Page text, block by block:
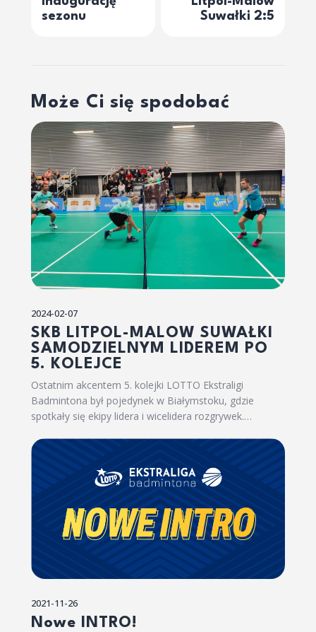
sezonu
Suwałki 2:5
Może Ci się spodobać
2024-02-07
SKB LITPOL-MALOW SUWAŁKI
SAMODZIELNYM LIDEREM PO
5. KOLEJCE
Ostatnim akcentem 5. kolejki LOTTO Ekstraligi
Badmintona był pojedynek w Białymstoku, gdzie
spotkały się ekipy lidera i wicelidera rozgrywek.…
2021-11-26
Nowe INTRO!